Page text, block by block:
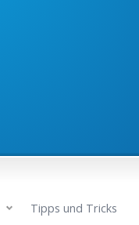
Tipps und Tricks